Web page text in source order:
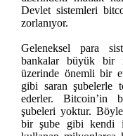
Devlet sistemleri
zorlanıyor.
Geleneksel para
bankalar büyük bir
üzerinde önemli bir
gibi saran şubelerle
ederler. Bitcoin’in
şubeleri yoktur.
bir şube gibi kendi